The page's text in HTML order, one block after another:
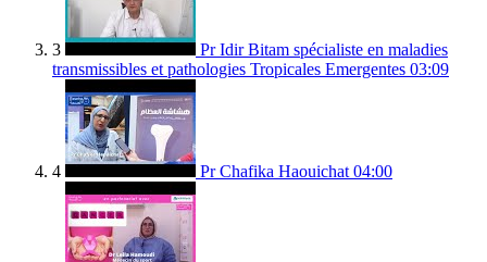
3
Pr Idir Bitam spécialiste en maladies
transmissibles et pathologies Tropicales Emergentes 03:09
4 Pr Chafika Haouichat 04:00